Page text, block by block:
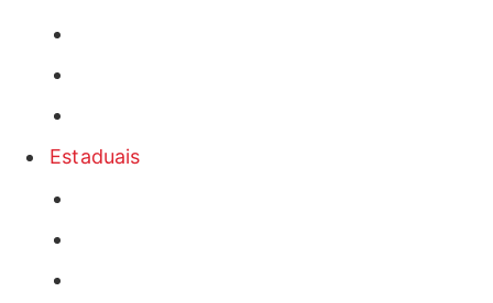
Estaduais